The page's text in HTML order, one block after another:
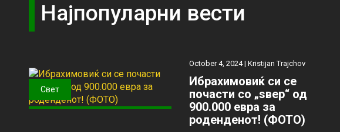
Најпопуларни вести
Свет
October 4, 2024 | Kristijan Trajchov
Ибрахимовиќ си се
почасти со „ѕвер“ од
900.000 евра за
роденденот! (ФОТО)